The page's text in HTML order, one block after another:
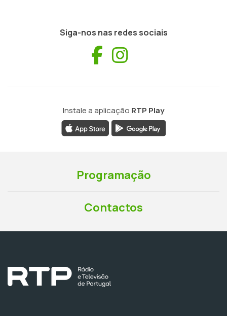
Siga-nos nas redes sociais
Facebook
Instale a aplicação RTP Play
Programação
Contactos